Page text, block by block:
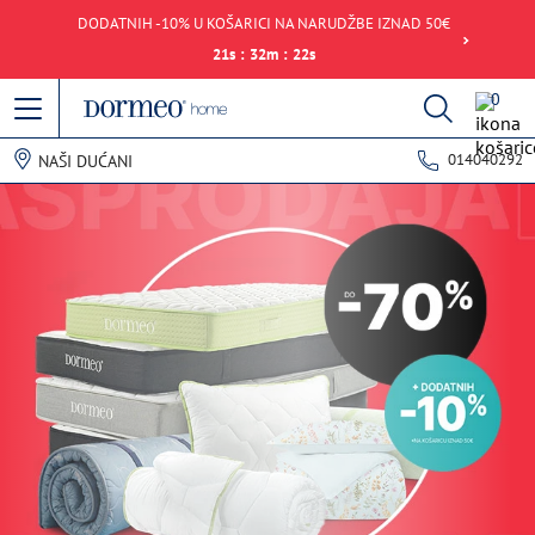
DODATNIH -10% U KOŠARICI NA NARUDŽBE IZNAD 50€
21s : 32m : 22s
0
NAŠI DUĆANI 014040292